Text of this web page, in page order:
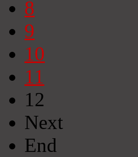
8
9
10
11
12
Next
End